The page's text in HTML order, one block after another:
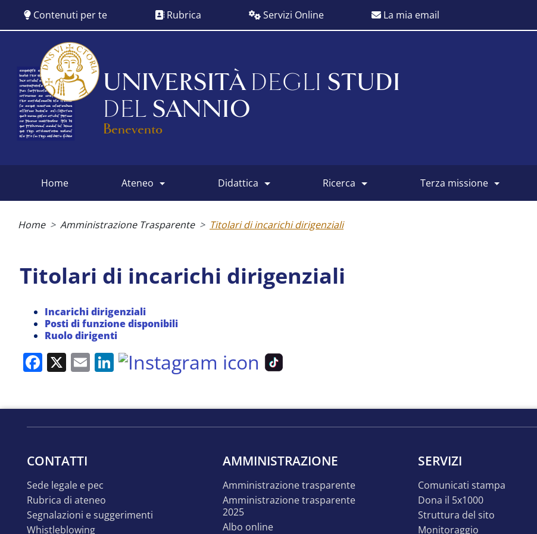
contenuto
Contenuti per te Rubrica Servizi Online La mia email
UNIVERSITÀ DEGLI STUDI
DEL SANNIO
Benevento
menu
home ateneo didattica ricerca terza missione
Home Amministrazione Trasparente Titolari di incarichi dirigenziali
Titolari di incarichi dirigenziali
Incarichi dirigenziali
Posti di funzione disponibili
Ruolo dirigenti
Facebook
X EmailLinkedIn
CONTATTI
sede legale e pec
rubrica di ateneo
segnalazioni e suggerimenti
whistleblowing
AMMINISTRAZIONE
amministrazione trasparente
amministrazione trasparente
2025
albo online
SERVIZI
comunicati stampa
dona il 5x1000
struttura del sito
monitoraggio